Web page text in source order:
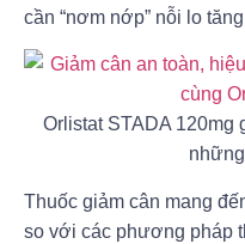
cần “nơm nớp” nỗi lo
Orlistat STADA 120mg
Thuốc giảm cân mang
so với các phương pháp